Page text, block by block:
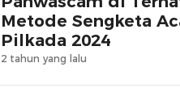
Metode Sengketa
Pilkada 2024
2 tahun yang lalu